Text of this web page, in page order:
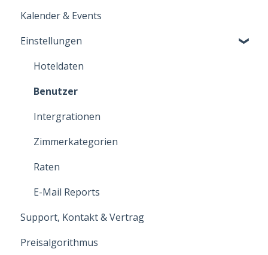
Kalender & Events
Einstellungen
Hoteldaten
Benutzer
Intergrationen
Zimmerkategorien
Raten
E-Mail Reports
Support, Kontakt & Vertrag
Preisalgorithmus